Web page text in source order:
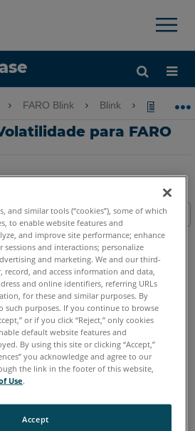
×
hierarquia global
FARO Blink Blink
para FARO
Espanhol Francês
Inglês
and similar tools (“cookies”), some of which
to enable website features and
and improve site performance; enhance
sessions and interactions; personalize
and marketing. We and our third-
and access information and data,
and online identifiers, referring URLs
for these and similar purposes. By
such purposes. If you continue to browse
or if you click “Reject,” only cookies
default website features and
By using this site or clicking “Accept,”
you acknowledge and agree to our
the link in the footer of this website,
Use.
Accept